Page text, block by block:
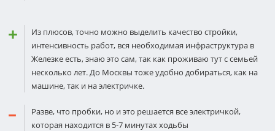
Из плюсов, точно можно выделить качество стройки,
интенсивность работ, вся необходимая инфраструктура в
Железке есть, знаю это сам, так как проживаю тут с семьей
несколько лет. До Москвы тоже удобно добираться, как на
машине, так и на электричке.
Разве, что пробки, но и это решается все электричкой,
которая находится в 5-7 минутах ходьбы